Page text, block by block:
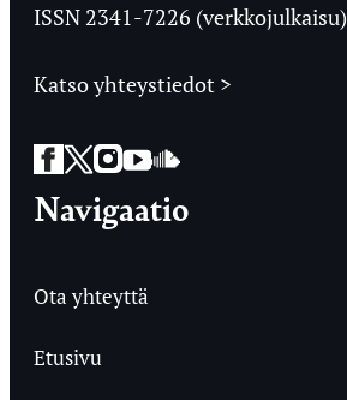
ISSN 2341-7226 (verkkojulkaisu)
Katso yhteystiedot >
Facebook
Twitter
Instagram
YouTube
SoundCloud
Navigaatio
Ota yhteyttä
Etusivu